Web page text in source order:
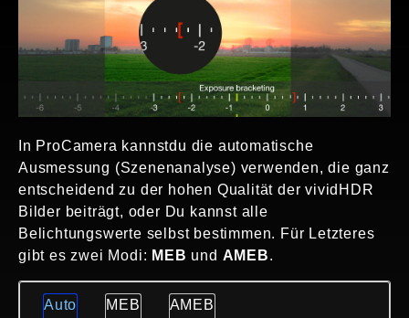
In ProCamera kannstdu die automatische
Ausmessung (Szenenanalyse) verwenden, die ganz
entscheidend zu der hohen Qualität der vividHDR
Bilder beiträgt, oder Du kannst alle
Belichtungswerte selbst bestimmen. Für Letzteres
gibt es zwei Modi: MEB und AMEB.
Auto MEB AMEB